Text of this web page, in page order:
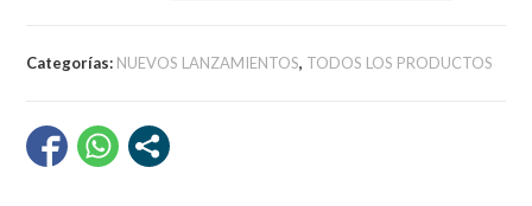
Categorías: NUEVOS LANZAMIENTOS, TODOS LOS PRODUCTOS